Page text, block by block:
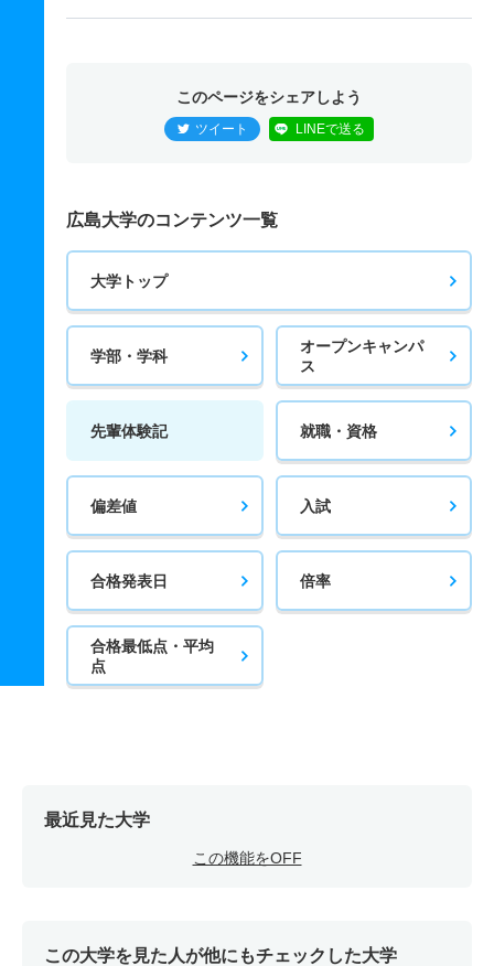
このページをシェアしよう
ツイート LINEで送る
広島大学のコンテンツ一覧
大学トップ
学部・学科
オープンキャンパ
ス
先輩体験記 就職・資格
偏差値 入試
合格発表日 倍率
合格最低点・平均
点
最近見た大学
この機能をOFF
この大学を見た人が他にもチェックした大学